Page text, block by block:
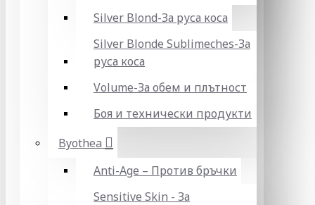
Silver Blond-За руса коса
Silver Blonde Sublіmeches-За
руса коса
Volume-За обем и плътност
Боя и технически продукти
Byothea
Anti-Age – Против бръчки
Sensitive Skin - За